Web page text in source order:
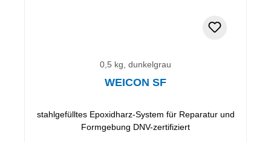
0,5 kg, dunkelgrau
WEICON SF
stahlgefülltes Epoxidharz-System für Reparatur und
Formgebung DNV-zertifiziert